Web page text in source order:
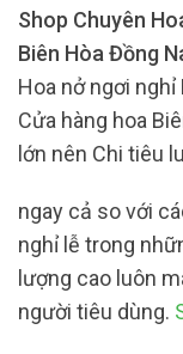
Shop Chuyên
Biên Hòa Đồng
Hoa nở ngơi nghỉ
Cửa hàng hoa
lớn nên Chi tiêu
ngay cả so với
nghỉ lễ trong
lượng cao luôn
người tiêu dùng.